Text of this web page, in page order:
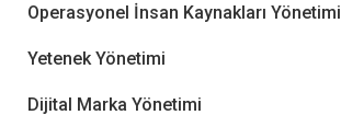
Operasyonel İnsan Kaynakları Yönetimi
Yetenek Yönetimi
Dijital Marka Yönetimi